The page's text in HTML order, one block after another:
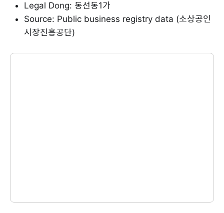
Legal Dong: 동선동1가
Source: Public business registry data (소상공인
시장진흥공단)